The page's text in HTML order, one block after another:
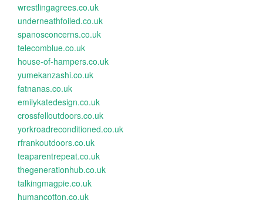
wrestlingagrees.co.uk
underneathfoiled.co.uk
spanosconcerns.co.uk
telecomblue.co.uk
house-of-hampers.co.uk
yumekanzashi.co.uk
fatnanas.co.uk
emilykatedesign.co.uk
crossfelloutdoors.co.uk
yorkroadreconditioned.co.uk
rfrankoutdoors.co.uk
teaparentrepeat.co.uk
thegenerationhub.co.uk
talkingmagpie.co.uk
humancotton.co.uk